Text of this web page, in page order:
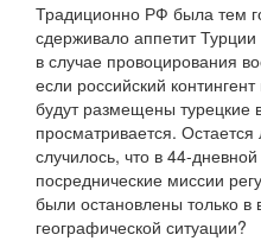
Традиционно РФ была тем
сдерживало аппетит
в случае провоцирования
если российский
будут размещены турецкие
просматривается. Остается
случилось, что в 44-
посреднические миссии
были остановлены только
географической ситуации?